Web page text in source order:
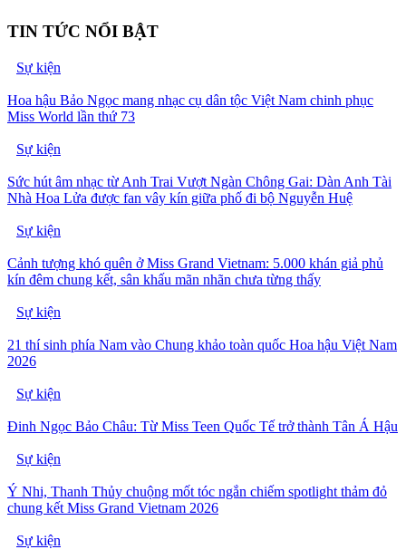
TIN TỨC NỔI BẬT
Sự kiện
Hoa hậu Bảo Ngọc mang nhạc cụ dân tộc Việt Nam chinh phục
Miss World lần thứ 73
Sự kiện
Sức hút âm nhạc từ Anh Trai Vượt Ngàn Chông Gai: Dàn Anh Tài
Nhà Hoa Lửa được fan vây kín giữa phố đi bộ Nguyễn Huệ
Sự kiện
Cảnh tượng khó quên ở Miss Grand Vietnam: 5.000 khán giả phủ
kín đêm chung kết, sân khấu mãn nhãn chưa từng thấy
Sự kiện
21 thí sinh phía Nam vào Chung khảo toàn quốc Hoa hậu Việt Nam
2026
Sự kiện
Đinh Ngọc Bảo Châu: Từ Miss Teen Quốc Tế trở thành Tân Á Hậu
Sự kiện
Ý Nhi, Thanh Thủy chuộng mốt tóc ngắn chiếm spotlight thảm đỏ
chung kết Miss Grand Vietnam 2026
Sự kiện